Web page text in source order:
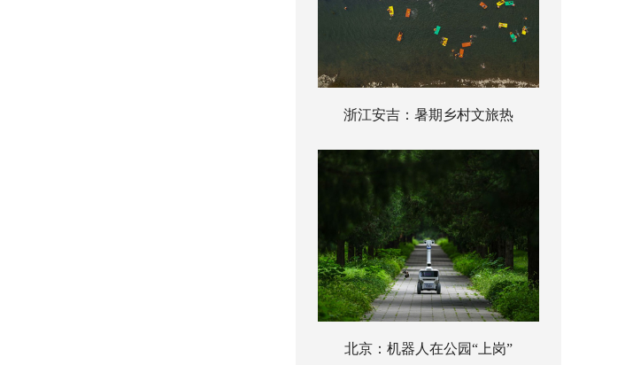
浙江安吉：暑期乡村文旅热
北京：机器人在公园“上岗”